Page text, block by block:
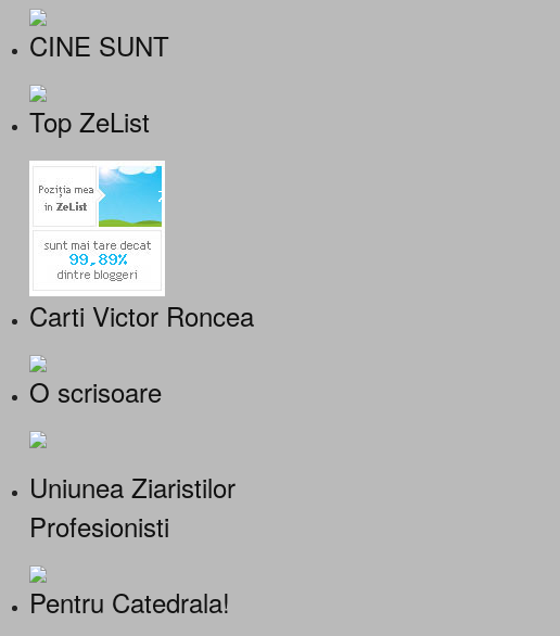
CINE SUNT
Top ZeList
Carti Victor Roncea
O scrisoare
Uniunea Ziaristilor
Profesionisti
Pentru Catedrala!